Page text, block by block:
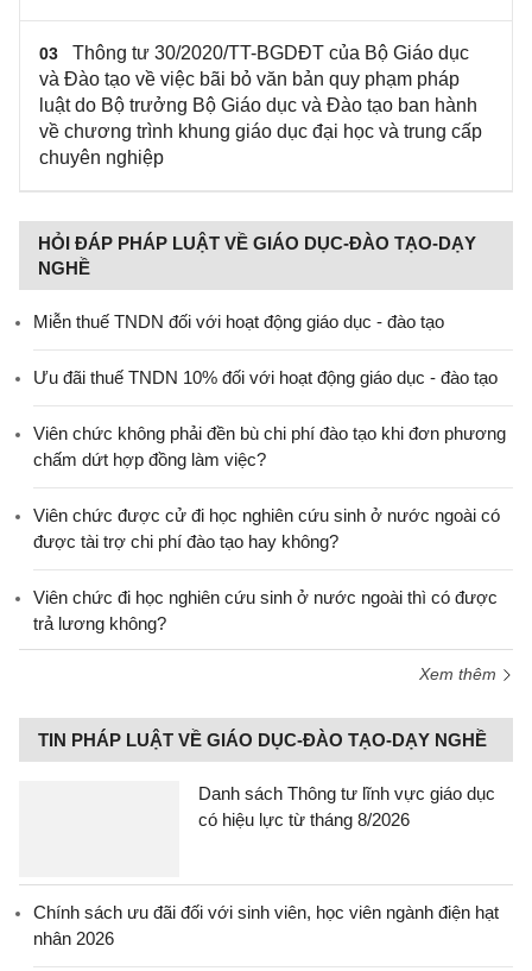
03
Thông tư 30/2020/TT-BGDĐT của Bộ Giáo dục
và Đào tạo về việc bãi bỏ văn bản quy phạm pháp
luật do Bộ trưởng Bộ Giáo dục và Đào tạo ban hành
về chương trình khung giáo dục đại học và trung cấp
chuyên nghiệp
HỎI ĐÁP PHÁP LUẬT VỀ GIÁO DỤC-ĐÀO TẠO-DẠY
NGHỀ
Miễn thuế TNDN đối với hoạt động giáo dục - đào tạo
Ưu đãi thuế TNDN 10% đối với hoạt động giáo dục - đào tạo
Viên chức không phải đền bù chi phí đào tạo khi đơn phương
chấm dứt hợp đồng làm việc?
Viên chức được cử đi học nghiên cứu sinh ở nước ngoài có
được tài trợ chi phí đào tạo hay không?
Viên chức đi học nghiên cứu sinh ở nước ngoài thì có được
trả lương không?
Xem thêm
TIN PHÁP LUẬT VỀ GIÁO DỤC-ĐÀO TẠO-DẠY NGHỀ
Danh sách Thông tư lĩnh vực giáo dục
có hiệu lực từ tháng 8/2026
Chính sách ưu đãi đối với sinh viên, học viên ngành điện hạt
nhân 2026